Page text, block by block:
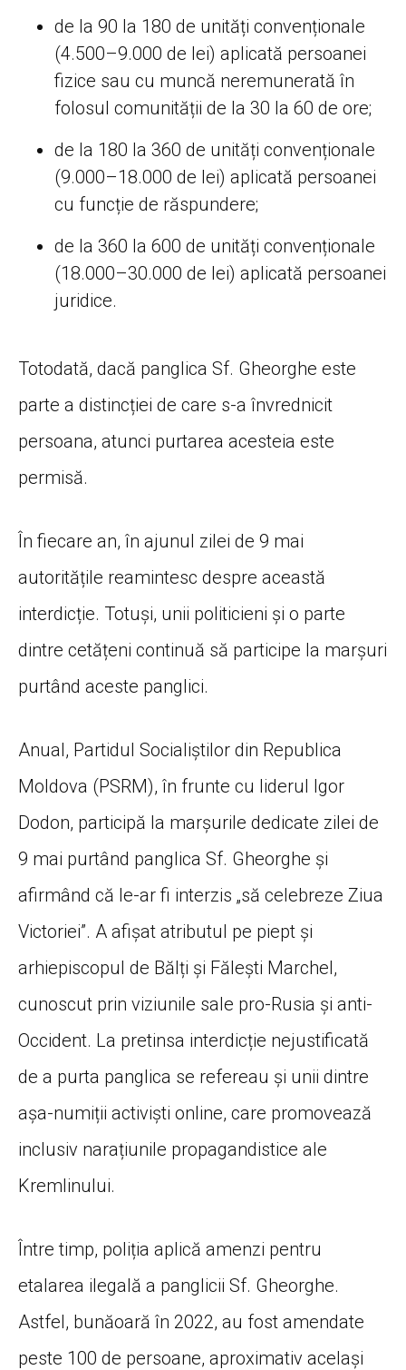
de la 90 la 180 de unități convenționale
(4.500–9.000 de lei) aplicată persoanei
fizice sau cu muncă neremunerată în
folosul comunității de la 30 la 60 de ore;
de la 180 la 360 de unități convenționale
(9.000–18.000 de lei) aplicată persoanei
cu funcție de răspundere;
de la 360 la 600 de unități convenționale
(18.000–30.000 de lei) aplicată persoanei
juridice.
Totodată, dacă panglica Sf. Gheorghe este
parte a distincției de care s-a învrednicit
persoana, atunci purtarea acesteia este
permisă.
În fiecare an, în ajunul zilei de 9 mai
autoritățile reamintesc despre această
interdicție. Totuși, unii politicieni și o parte
dintre cetățeni continuă să participe la marșuri
purtând aceste panglici.
Anual, Partidul Socialiștilor din Republica
Moldova (PSRM), în frunte cu liderul Igor
Dodon, participă la marșurile dedicate zilei de
9 mai purtând panglica Sf. Gheorghe și
afirmând că le-ar fi interzis „să celebreze Ziua
Victoriei”. A afișat atributul pe piept și
arhiepiscopul de Bălți și Fălești Marchel,
cunoscut prin viziunile sale pro-Rusia și anti-
Occident. La pretinsa interdicție nejustificată
de a purta panglica se refereau și unii dintre
așa-numiții activiști online, care promovează
inclusiv narațiunile propagandistice ale
Kremlinului.
Între timp, poliția aplică amenzi pentru
etalarea ilegală a panglicii Sf. Gheorghe.
Astfel, bunăoară în 2022, au fost amendate
peste 100 de persoane, aproximativ același